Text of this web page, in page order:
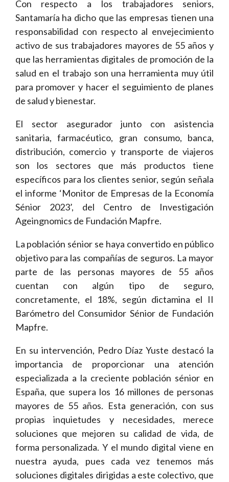
Con respecto a los trabajadores seniors,
Santamaría ha dicho que las empresas tienen una
responsabilidad con respecto al envejecimiento
activo de sus trabajadores mayores de 55 años y
que las herramientas digitales de promoción de la
salud en el trabajo son una herramienta muy útil
para promover y hacer el seguimiento de planes
de salud y bienestar.
El sector asegurador junto con asistencia
sanitaria, farmacéutico, gran consumo, banca,
distribución, comercio y transporte de viajeros
son los sectores que más productos tiene
específicos para los clientes senior, según señala
el informe ‘Monitor de Empresas de la Economía
Sénior 2023’, del Centro de Investigación
Ageingnomics de Fundación Mapfre.
La población sénior se haya convertido en público
objetivo para las compañías de seguros. La mayor
parte de las personas mayores de 55 años
cuentan con algún tipo de seguro,
concretamente, el 18%, según dictamina el II
Barómetro del Consumidor Sénior de Fundación
Mapfre.
En su intervención, Pedro Díaz Yuste destacó la
importancia de proporcionar una atención
especializada a la creciente población sénior en
España, que supera los 16 millones de personas
mayores de 55 años. Esta generación, con sus
propias inquietudes y necesidades, merece
soluciones que mejoren su calidad de vida, de
forma personalizada. Y el mundo digital viene en
nuestra ayuda, pues cada vez tenemos más
soluciones digitales dirigidas a este colectivo, que